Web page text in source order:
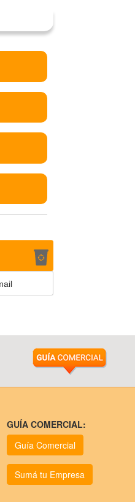
GUÍA COMERCIAL:
Guía Comercial
Sumá tu Empresa